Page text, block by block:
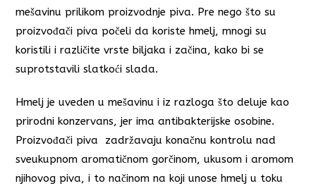
mešavinu prilikom proizvodnje piva. Pre nego što su
proizvođači piva počeli da koriste hmelj, mnogi su
koristili i različite vrste biljaka i začina, kako bi se
suprotstavili slatkoći slada.
Hmelj je uveden u mešavinu i iz razloga što deluje kao
prirodni konzervans, jer ima antibakterijske osobine.
Proizvođači piva zadržavaju konačnu kontrolu nad
sveukupnom aromatičnom gorčinom, ukusom i aromom
njihovog piva, i to načinom na koji unose hmelj u toku